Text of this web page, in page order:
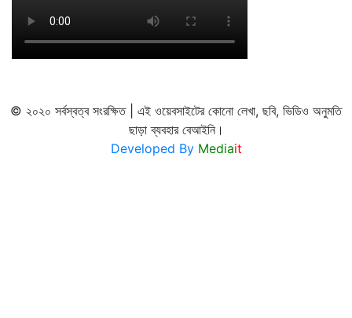
© ২০২০ সর্বস্বত্ব সংরক্ষিত | এই ওয়েবসাইটের কোনো লেখা, ছবি, ভিডিও অনুমতি
ছাড়া ব্যবহার বেআইনি।
Developed By Mediait